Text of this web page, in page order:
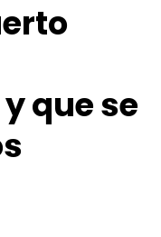
que se